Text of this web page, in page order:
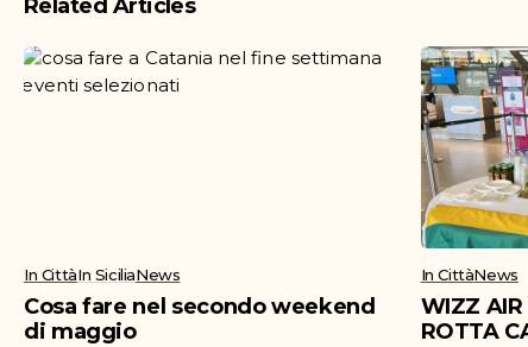
Related Articles
In CittàIn SiciliaNews
Cosa fare nel secondo weekend
di maggio
In CittàNews
WIZZ AIR
ROTTA